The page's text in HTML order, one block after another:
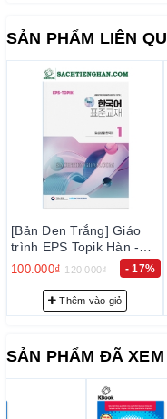
hợp Cao cấp 6
trongSách tiếng Hàn
lợi ích cho bạn:
Cung cấp
diện các kĩ năng
khoa học, với kết
căn thời gian
quả cao nhất.
Dễ học, dễ nhớ,
những từ vựng
thống bài luyện
là bạn chăm chỉ.
vựng ngữ pháp,
tiếp được…
Học giáo trình
SẢN PHẨM LIÊN
[Bản Đen Trắng] Combo
Giáo trình EPS Topik
Hàn - Anh Bản Mới 2024
NEW 한국어 표준교재
1+2 (일상생활 한국어)
200.000₫ 250.000₫ - 20%
Thêm vào giỏ
SẢN PHẨM ĐÃ XEM